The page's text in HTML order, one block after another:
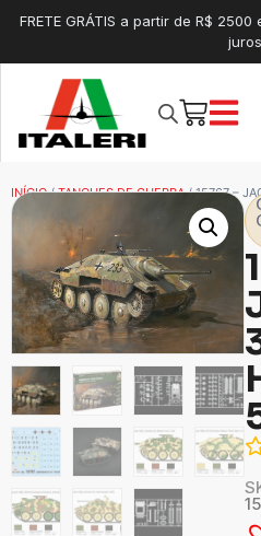
FRETE GRÁTIS a partir de R$
juros
INÍCIO/TANQUES DE GUERRA/ 15767 –